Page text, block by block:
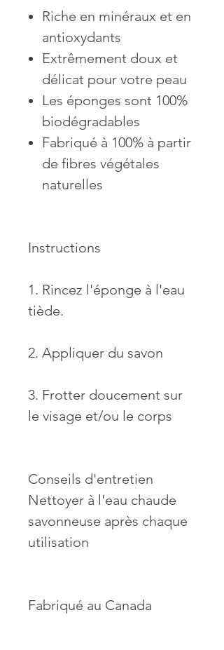
Riche en minéraux et en
antioxydants
Extrêmement doux et
délicat pour votre peau
Les éponges sont 100%
biodégradables
Fabriqué à 100% à partir
de fibres végétales
naturelles
Instructions
1. Rincez l'éponge à l'eau
tiède.
2. Appliquer du savon
3. Frotter doucement sur
le visage et/ou le corps
Conseils d'entretien
Nettoyer à l'eau chaude
savonneuse après chaque
utilisation
Fabriqué au Canada